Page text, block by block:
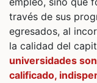
través de sus
egresados, al
la calidad del
universidades
calificado,